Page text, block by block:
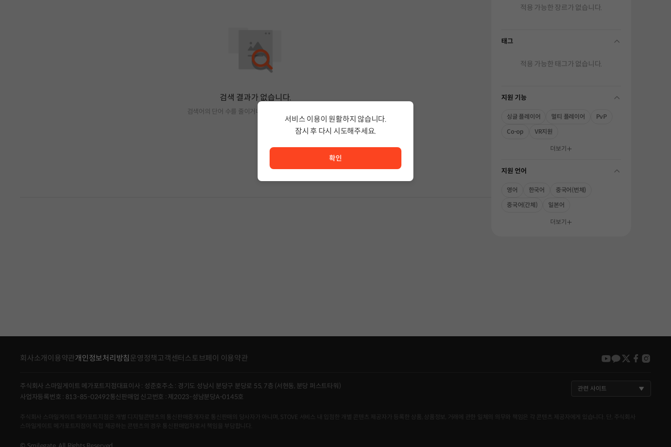
검색 결과가 없습니다.
검색어의 단어 수를 줄이거나 필터조건을 변경하세요.
적용 가능한 장르가 없습니다.
태그 folding
적용 가능한 태그가 없습니다.
지원 기능 folding
싱글 플레이어 멀티 플레이어
PvP
Co-op
VR지원
더보기
지원 언어 folding
영어 한국어
중국어(번체)
중국어(간체)
일본어
더보기
회사소개이용약관개인정보처리방침 운영정책고객센터스토브페이 이용약관 youtube
kakao
twitter
주식회사 스마일게이트 메가포트지점대표이사 : 성준호주소 : 경기도 성남시 분당구 분당로 55, 7층 (서현동, 분당 퍼스트타워)
사업자등록번호 : 813-85-02492통신판매업 신고번호 : 제2023-성남분당A-0145호
관련 사이트
주식회사 스마일게이트 메가포트지점은 개별 디지털콘텐츠의 통신판매중개자로 통신판매의 당사자가 아니며, STOVE 서비스 내 입점한 개별 콘텐츠 제공자가 등록한 상품, 상품정보, 거래에 관한 일체의 의무와 책임은 각 콘텐츠 제공자에게 있습니다. 단, 주식회사
스마일게이트 메가포트지점이 직접 제공하는 콘텐츠의 경우 통신판매업자로서 책임을 부담합니다.
서비스 이용이 원활하지 않습니다.
잠시 후 다시 시도해주세요.
확인